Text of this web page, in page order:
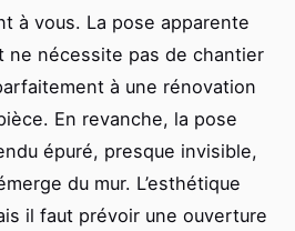
à vous. La pose apparente
ne nécessite pas de chantier
à une rénovation
En revanche, la pose
épuré, presque invisible,
du mur. L’esthétique
il faut prévoir une ouverture